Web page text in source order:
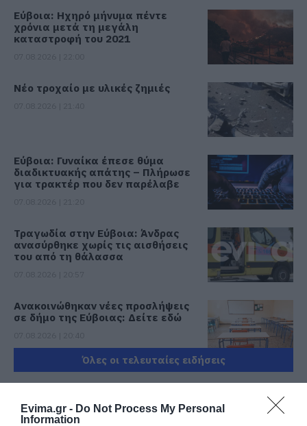
Evima.gr - Do Not Process My Personal
Information
Εύβοια: Ηχηρό μήνυμα πέντε
χρόνια μετά τη μεγάλη
καταστροφή του 2021
Νέο τροχαίο με υλικές ζημιές
Εύβοια: Γυναίκα έπεσε θύμα
διαδικτυακής απάτης – Πλήρωσε
για τρακτέρ που δεν παρέλαβε
Τραγωδία στην Εύβοια: Άνδρας
ανασύρθηκε χωρίς τις αισθήσεις
του από τη θάλασσα
Ανακοινώθηκαν νέες προσλήψεις
σε δήμο της Εύβοιας: Δείτε εδώ
07.08.2026 | 20:20
Όλες οι τελευταίες ειδήσεις
ΠΕΡΙΣΣΟΤΕΡΑ ΑΠΟ ΟΙΚΟΝΟΜΙΑ